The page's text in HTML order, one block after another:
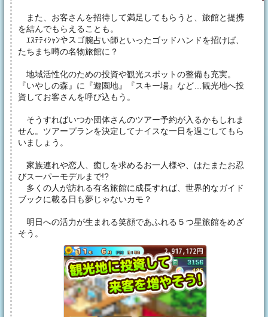
また、お客さんを招待して満足してもらうと、旅館と提携
を結んでもらえることも。
ｴｽﾃﾃｨｼｬﾝやスゴ腕占い師といったゴッドハンドを招けば、
たちまち噂の名物旅館に？
地域活性化のための投資や観光スポットの整備も充実。
『いやしの森』に『遊園地』『スキー場』など…観光地へ投
資してお客さんを呼び込もう。
そうすればいつか団体さんのツアー予約が入るかもしれま
せん。ツアープランを決定してナイスな一日を過ごしてもら
いましょう。
家族連れや恋人、癒しを求めるお一人様や、はたまたお忍
びスーパーモデルまで!?
多くの人が訪れる有名旅館に成長すれば、世界的なガイド
ブックに載る日も夢じゃないカモ？
明日への活力が生まれる笑顔であふれる５つ星旅館をめざ
そう。